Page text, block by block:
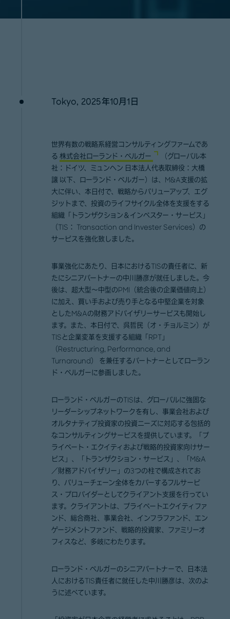
Tokyo, 2025年10月1日
世界有数の戦略系経営コンサルティングファームであ
る株式会社ローランド・ベルガー
（グローバル本
社：ドイツ、ミュンヘン 日本法人代表取締役：大橋
譲 以下、ローランド・ベルガー）は、M&A支援の拡
大に伴い、本日付で、戦略からバリューアップ、エグ
ジットまで、投資のライフサイクル全体を支援をする
組織「トランザクション＆インベスター・サービス」
（TIS： Transaction and Invester Services）の
サービスを強化致しました。
事業強化にあたり、日本におけるTISの責任者に、新
たにシニアパートナーの中川勝彦が就任しました。今
後は、超大型～中型のPMI（統合後の企業価値向上）
に加え、買い手および売り手となる中堅企業を対象
としたM&Aの財務アドバイザリーサービスも開始し
ます。また、本日付で、呉哲民（オ・チョルミン）が
TISと企業変革を支援する組織「RPT」
（Restructuring, Performance, and
Turnaround） を兼任するパートナーとしてローラン
ド・ベルガーに参画しました。
ローランド・ベルガーのTISは、グローバルに強固な
リーダーシップネットワークを有し、事業会社および
オルタナティブ投資家の投資ニーズに対応する包括的
なコンサルティングサービスを提供しています。「プ
ライベート・エクイティおよび戦略的投資家向けサー
ビス」、「トランザクション・サービス」、「M&A
／財務アドバイザリー」の3つの柱で構成されてお
り、バリューチェーン全体をカバーするフルサービ
ス・プロバイダーとしてクライアント支援を行ってい
ます。クライアントは、プライベートエクイティファ
ンド、総合商社、事業会社、インフラファンド、エン
ゲージメントファンド、戦略的投資家、ファミリーオ
フィスなど、多岐にわたります。
ローランド・ベルガーのシニアパートナーで、日本法
人におけるTIS責任者に就任した中川勝彦は、次のよ
うに述べています。